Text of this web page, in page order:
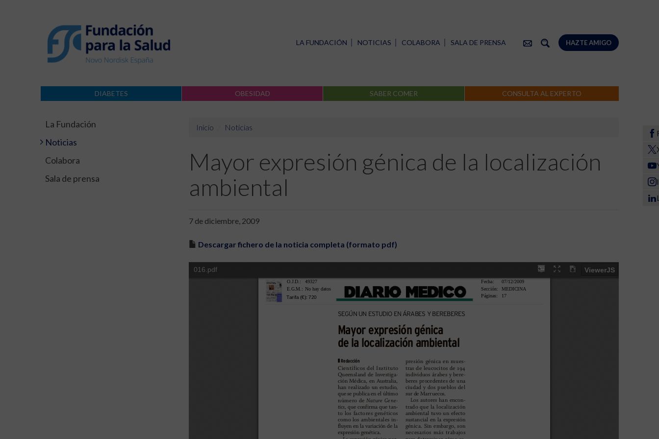
HAZTE AMIGO
LA FUNDACIÓN NOTICIAS COLABORA SALA DE PRENSA
DIABETES OBESIDAD SABER COMER CONSULTA AL EXPERTO
La Fundación
Noticias
Colabora
Sala de prensa
Inicio Noticias
Mayor expresión génica de la localización
ambiental
7 de diciembre, 2009
Descargar fichero de la noticia completa (formato pdf)